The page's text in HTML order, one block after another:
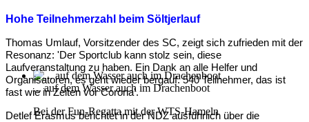
... auf dem Wasser auch im Drachenboot
Bei der Fun-Regatta mit der WTS-Hameln
Hohe Teilnehmerzahl beim Söltjerlauf
Thomas Umlauf, Vorsitzender des SC, zeigt sich zufrieden mit der
Resonanz: 'Der Sportclub kann stolz sein, diese
Laufveranstaltung zu haben. Ein Dank an alle Helfer und
Organisatoren, es geht wieder bergauf. 540 Teilnehmer, das ist
fast wie in Zeiten vor Corona'.
Detlef Erasmus berichtet in der NDZ ausführlich über die